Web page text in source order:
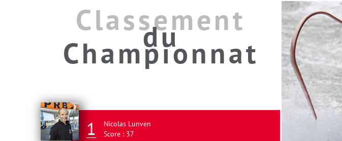
Classement
du
Championnat
1
Nicolas Lunven
Score : 37